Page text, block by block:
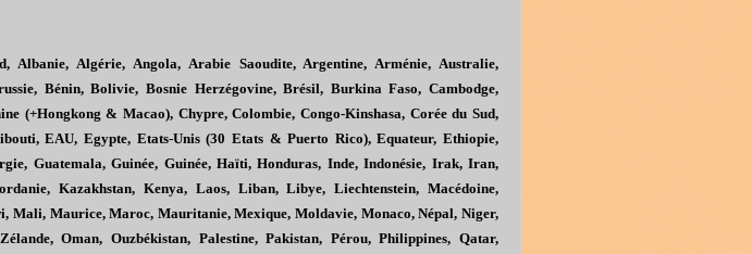
Albanie, Algérie, Angola, Arabie Saoudite, Argentine, Arménie, Australie,
Bénin, Bolivie, Bosnie Herzégovine, Brésil, Burkina Faso, Cambodge,
(+Hongkong & Macao), Chypre, Colombie, Congo-Kinshasa, Corée du Sud,
EAU, Egypte, Etats-Unis (30 Etats & Puerto Rico), Equateur, Ethiopie,
Guatemala, Guinée, Guinée, Haïti, Honduras, Inde, Indonésie, Irak, Iran,
Kazakhstan, Kenya, Laos, Liban, Libye, Liechtenstein, Macédoine,
Mali, Maurice, Maroc, Mauritanie, Mexique, Moldavie, Monaco, Népal, Niger,
Oman, Ouzbékistan, Palestine, Pakistan, Pérou, Philippines, Qatar,